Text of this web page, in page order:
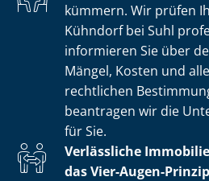
kümmern. Wir prüfen
Kühndorf bei Suhl
informieren Sie über
Mängel, Kosten und
rechtlichen
beantragen wir die
für Sie.
Verlässliche
das Vier-Augen-